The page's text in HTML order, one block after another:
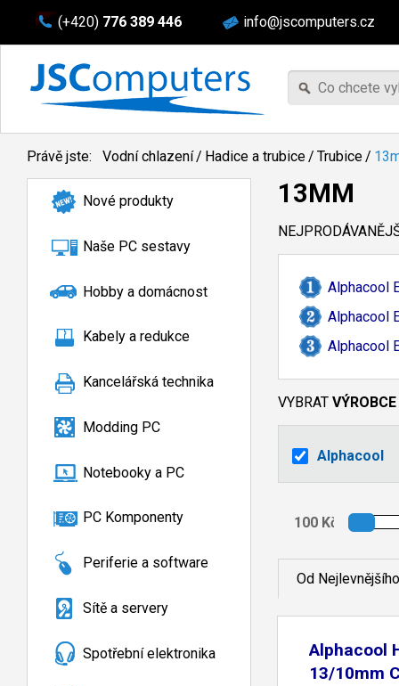
(+420) 776 389 446 info@jscomputers.cz
Právě jste: Vodní chlazení/ Hadice a trubice/ Trubice/
Nové produkty
Naše PC sestavy
Hobby a domácnost
Kabely a redukce
Kancelářská technika
Modding PC
Notebooky a PC
PC Komponenty
Periferie a software
Sítě a servery
Spotřební elektronika
13MM
Alphacool
Alphacool
Alphacool
VYBRAT VÝROBCE
Alphacool
Od Nejlevnějšího
Alphacool
13/10mm